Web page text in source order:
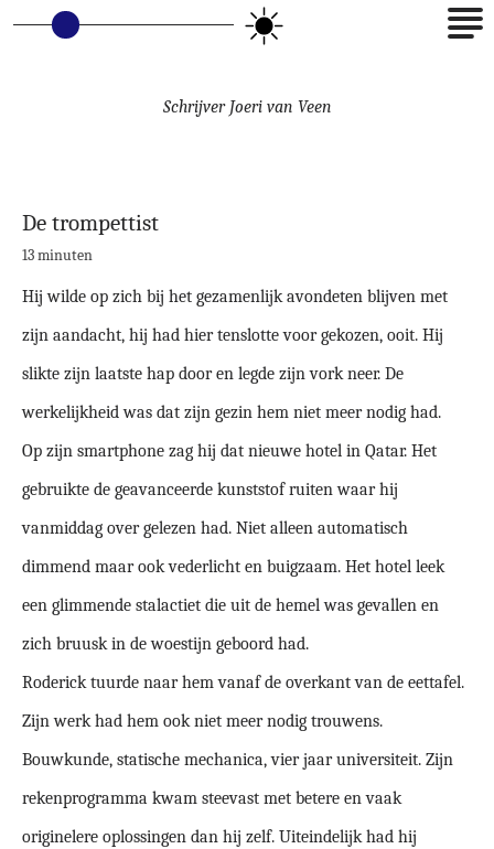
Schrijver Joeri van Veen
De trompettist
13 minuten
Hij wilde op zich bij het gezamenlijk avondeten blijven met
zijn aandacht, hij had hier tenslotte voor gekozen, ooit. Hij
slikte zijn laatste hap door en legde zijn vork neer. De
werkelijkheid was dat zijn gezin hem niet meer nodig had.
Op zijn smartphone zag hij dat nieuwe hotel in Qatar. Het
gebruikte de geavanceerde kunststof ruiten waar hij
vanmiddag over gelezen had. Niet alleen automatisch
dimmend maar ook vederlicht en buigzaam. Het hotel leek
een glimmende stalactiet die uit de hemel was gevallen en
zich bruusk in de woestijn geboord had.
Roderick tuurde naar hem vanaf de overkant van de eettafel.
Zijn werk had hem ook niet meer nodig trouwens.
Bouwkunde, statische mechanica, vier jaar universiteit. Zijn
rekenprogramma kwam steevast met betere en vaak
originelere oplossingen dan hij zelf. Uiteindelijk had hij